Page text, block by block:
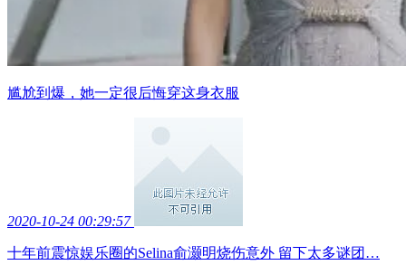
尴尬到爆，她一定很后悔穿这身衣服
2020-10-24 00:29:57
十年前震惊娱乐圈的Selina俞灏明烧伤意外 留下太多谜团…